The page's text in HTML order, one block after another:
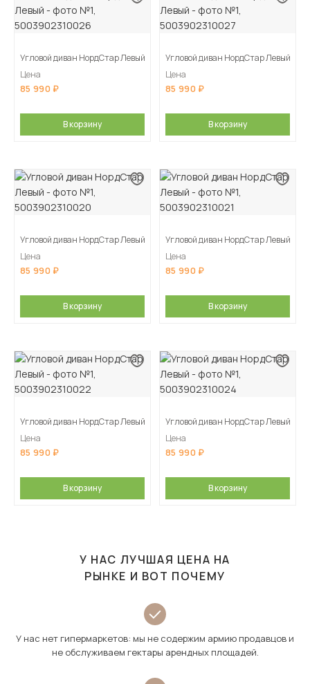
Угловой диван НордСтар Левый
Цена
85 990
В корзину
Угловой диван НордСтар Левый
Цена
85 990
В корзину
Угловой диван НордСтар Левый
Цена
85 990
В корзину
Угловой диван НордСтар Левый
Цена
85 990
В корзину
Угловой диван НордСтар Левый
Цена
85 990
В корзину
Угловой диван НордСтар Левый
Цена
85 990
В корзину
У НАС ЛУЧШАЯ ЦЕНА НА
РЫНКЕ И ВОТ ПОЧЕМУ
У нас нет гипермаркетов: мы не содержим армию продавцов и
не обслуживаем гектары арендных площадей.